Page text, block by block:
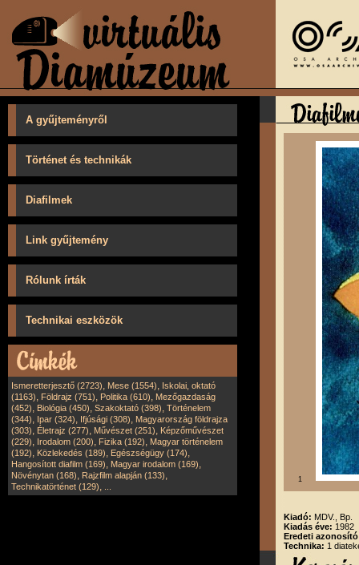
A gyűjteményről
Történet és technikák
Diafilmek
Link gyűjtemény
Rólunk írták
Technikai eszközök
Ismeretterjesztő (2723), Mese (1554), Iskolai, oktató
(1163), Földrajz (751), Politika (610), Mezőgazdaság
(452), Biológia (450), Szakoktató (398), Történelem
(344), Ipar (324), Ifjúsági (308), Magyarország földrajza
(303), Életrajz (277), Művészet (251), Képzőművészet
(229), Irodalom (200), Fizika (192), Magyar történelem
(192), Közlekedés (189), Egészségügy (174),
Hangosított diafilm (169), Magyar irodalom (169),
Növénytan (168), Rajzfilm alapján (133),
Technikatörténet (129),
1
Kiadó: MDV., Bp.
Kiadás éve: 1982
Eredeti
Technika: 1